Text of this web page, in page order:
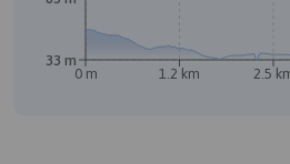
0 m 1.2 km 2.5
33 m